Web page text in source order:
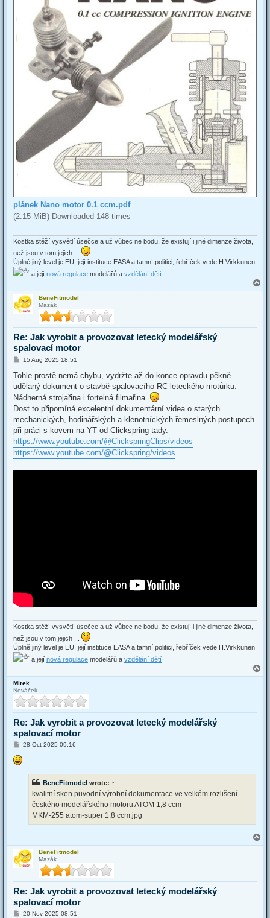
plánek Nano motor 0.1 ccm.pdf
(2.15 MiB) Downloaded 148 times
Kostka stěží vysvětlí úsečce a už vůbec ne bodu, že existují i jiné dimenze života,
než jsou v tom jejich ...
Úplně jiný level je EU, její instituce EASA a tamní politici, řebříček vede H.Virkkunen
a její nová regulace modelářů a vzdělání dětí
o
BeneFitmodel
Mazák
Re: Jak vyrobit a provozovat letecký modelářský
spalovací motor
P
s
15 Aug 2025 18:51
Tohle prostě nemá chybu, vydržte až do konce opravdu pěkně
udělaný dokument o stavbě spalovacího RC leteckého motůrku.
Nádherná strojařina i fortelná filmařina.
Dost to připomíná excelentní dokumentární videa o starých
mechanických, hodinářských a klenotníckých řemeslných postupech
při práci s kovem na YT od Clickspring tady.
https://www.youtube.com/@ClickspringClips/videos
https://www.youtube.com/@Clickspring/videos
Kostka stěží vysvětlí úsečce a už vůbec ne bodu, že existují i jiné dimenze života,
než jsou v tom jejich ...
Úplně jiný level je EU, její instituce EASA a tamní politici, řebříček vede H.Virkkunen
a její nová regulace modelářů a vzdělání dětí
o
Mirek
Nováček
Re: Jak vyrobit a provozovat letecký modelářský
spalovací motor
P
s
t
28 Oct 2025 09:16
BeneFitmodel wrote: ↑
kvalitní sken původní výrobní dokumentace ve velkém rozlišení
českého modelářského motoru ATOM 1,8 ccm
MKM-255 atom-super 1.8 ccm.jpg
o
BeneFitmodel
Mazák
Re: Jak vyrobit a provozovat letecký modelářský
spalovací motor
P20 Nov 2025 08:51